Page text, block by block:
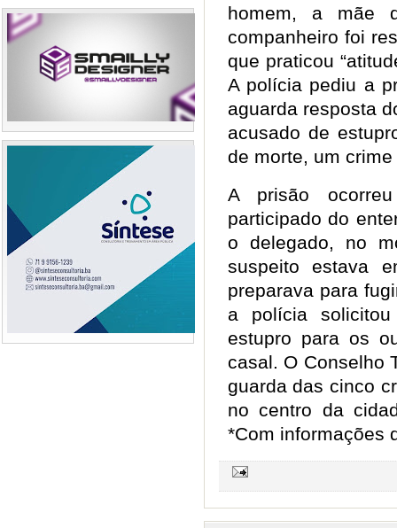
homem, a mãe
companheiro foi
que praticou
A polícia pediu a
aguarda resposta
acusado de
de morte, um
A prisão
participado do
o delegado, no
suspeito estava
preparava para
a polícia
estupro para os
casal. O Conselho
guarda das cinco
no centro da
*Com informações